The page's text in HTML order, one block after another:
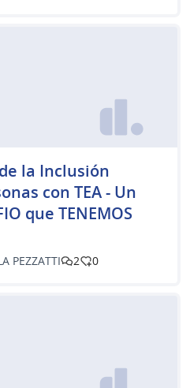
la Inclusión
con TEA - Un
que TENEMOS
PEZZATTI 2 0